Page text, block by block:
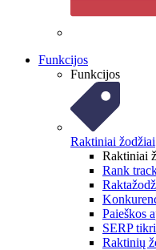
Funkcijos
Funkcijos
Raktiniai žodžiai
Raktiniai
Rank
Paieškos
SERP
Raktinių